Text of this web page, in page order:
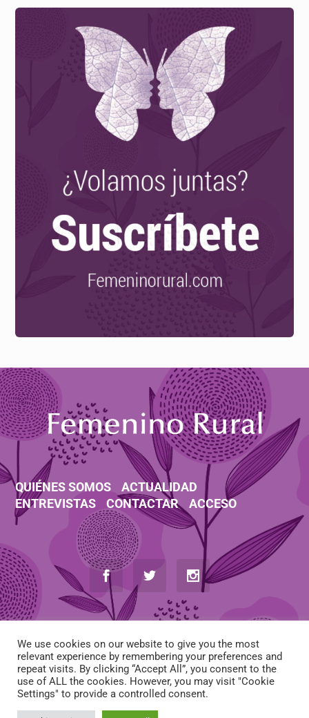
QUIÉNES SOMOS
ACTUALIDAD
ENTREVISTAS
CONTACTAR ACCESO
AVISO LEGAL-POLÍTICA DE COOKIES-POLÍTICA DE PRIVACIDAD
We use cookies on our website to give you the most
relevant experience by remembering your preferences and
repeat visits. By clicking “Accept All”, you consent to the
use of ALL the cookies. However, you may visit "Cookie
Settings" to provide a controlled consent.